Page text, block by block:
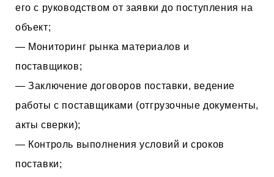
его с руководством от заявки до поступления на
объект;
— Мониторинг рынка материалов и
поставщиков;
— Заключение договоров поставки, ведение
работы с поставщиками (отгрузочные документы,
акты сверки);
— Контроль выполнения условий и сроков
поставки;